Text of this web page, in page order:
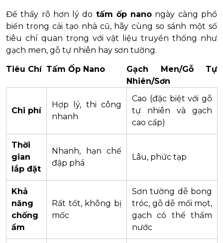
Để thấy rõ hơn lý do tấm ốp nano ngày càng phổ
biến trong cải tạo nhà cũ, hãy cùng so sánh một số
tiêu chí quan trọng với vật liệu truyền thống như
gạch men, gỗ tự nhiên hay sơn tường.
Tiêu Chí Tấm Ốp Nano
Gạch Men/Gỗ Tự
Nhiên/Sơn
Chi phí
Hợp lý, thi công
nhanh
Cao (đặc biệt với gỗ
tự nhiên và gạch
cao cấp)
Thời
gian
lắp đặt
Nhanh, hạn chế
đập phá
Lâu, phức tạp
Khả
năng
chống
ẩm
Rất tốt, không bị
mốc
Sơn tường dễ bong
tróc, gỗ dễ mối mọt,
gạch có thể thấm
nước